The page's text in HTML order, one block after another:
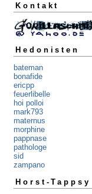
Kontakt
Hedonisten
bateman
bonafide
ericpp
feuerlibelle
hoi polloi
mark793
maternus
morphine
pappnase
pathologe
sid
zampano
Horst-Tappsy